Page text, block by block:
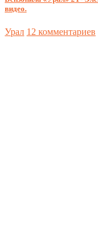
видео.
Урал 12 комментариев